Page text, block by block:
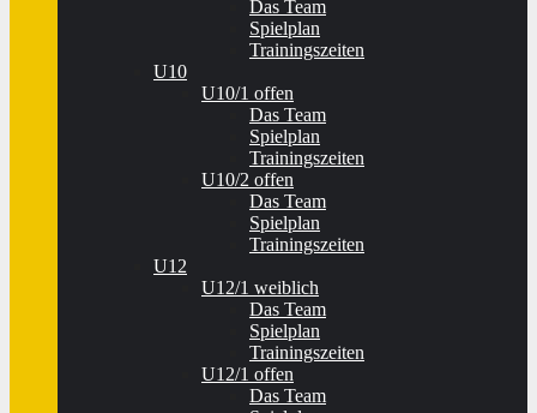
Das Team
Spielplan
Trainingszeiten
U10
U10/1 offen
Das Team
Spielplan
Trainingszeiten
U10/2 offen
Das Team
Spielplan
Trainingszeiten
U12
U12/1 weiblich
Das Team
Spielplan
Trainingszeiten
U12/1 offen
Das Team